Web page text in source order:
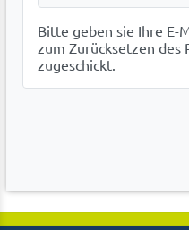
Bitte geben sie Ihre E-
zum Zurücksetzen des
zugeschickt.